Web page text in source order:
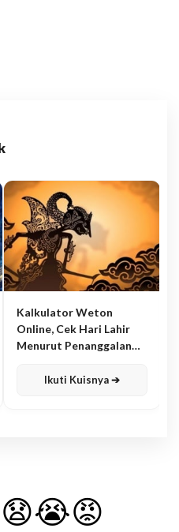
Kalkulator Weton
Online, Cek Hari Lahir
Menurut Penanggalan
Ikuti Kuisnya ➔
😧😭😡